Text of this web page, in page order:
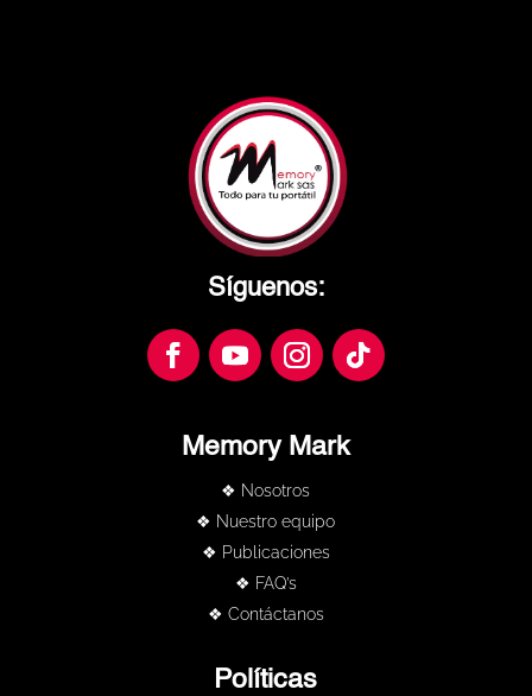
Síguenos:
Memory Mark
❖ Nosotros
❖ Nuestro equipo
❖ Publicaciones
❖ FAQ’s
❖ Contáctanos
Políticas